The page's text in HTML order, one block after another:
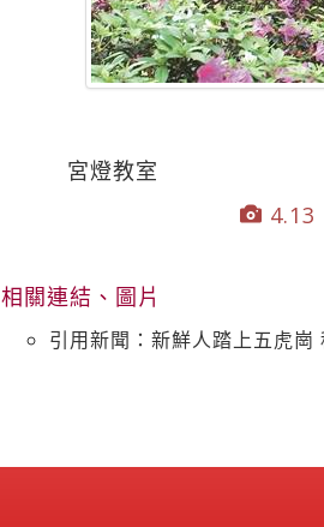
宮燈教室
相關連結、圖片
引用新聞：新鮮人踏上五虎崗